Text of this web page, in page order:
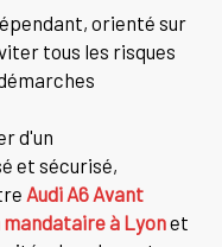
orienté sur
tous les risques
d'un
et sécurisé,
Audi A6 Avant
mandataire à Lyonet